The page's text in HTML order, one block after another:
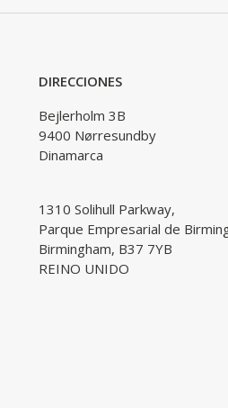
DIRECCIONES
Bejlerholm 3B
9400 Nørresundby
Dinamarca
1310 Solihull Parkway,
Parque Empresarial de
Birmingham, B37 7YB
REINO UNIDO